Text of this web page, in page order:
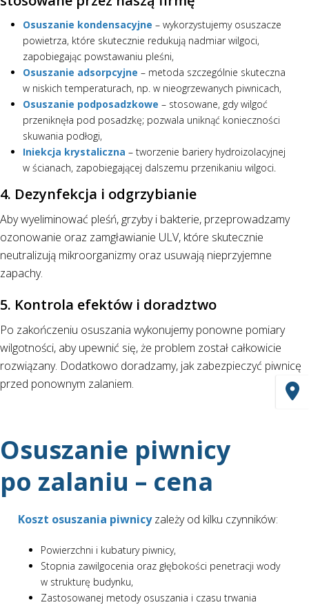
Osuszanie kondensacyjne – wykorzystujemy osuszacze
powietrza, które skutecznie redukują nadmiar wilgoci,
zapobiegając powstawaniu pleśni,
Osuszanie adsorpcyjne – metoda szczególnie skuteczna
w niskich temperaturach, np. w nieogrzewanych piwnicach,
Osuszanie podposadzkowe – stosowane, gdy wilgoć
przeniknęła pod posadzkę; pozwala uniknąć konieczności
skuwania podłogi,
Iniekcja krystaliczna – tworzenie bariery hydroizolacyjnej
w ścianach, zapobiegającej dalszemu przenikaniu wilgoci.
4. Dezynfekcja i odgrzybianie
Aby wyeliminować pleśń, grzyby i bakterie, przeprowadzamy
ozonowanie oraz zamgławianie ULV, które skutecznie
neutralizują mikroorganizmy oraz usuwają nieprzyjemne
zapachy.
5. Kontrola efektów i doradztwo
Po zakończeniu osuszania wykonujemy ponowne pomiary
wilgotności, aby upewnić się, że problem został całkowicie
rozwiązany. Dodatkowo doradzamy, jak zabezpieczyć piwnicę
przed ponownym zalaniem.
Osuszanie piwnicy
po zalaniu – cena
Koszt osuszania piwnicyzależy od kilku czynników:
Powierzchni i kubatury piwnicy,
Stopnia zawilgocenia oraz głębokości penetracji wody
w strukturę budynku,
Zastosowanej metody osuszania i czasu trwania